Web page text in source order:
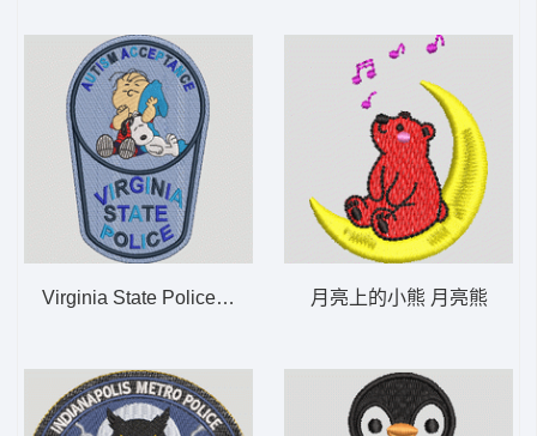
Virginia State Police Autism Acceptance月亮上的小熊 月亮熊